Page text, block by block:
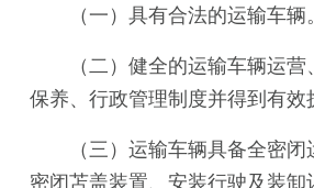
（一）具有合法的运输车辆。
（二）健全的运输车辆运营
保养、行政管理制度并得到有效
（三）运输车辆具备全密
密闭苫盖装置、安装行驶及装卸